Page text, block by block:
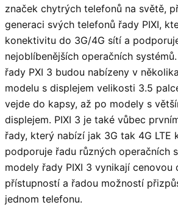
značek chytrých telefonů na světě,
generaci svých telefonů řady PIXI,
konektivitu do 3G/4G sítí a
nejoblíbenějších operačních
řady PXI 3 budou nabízeny v
modelu s displejem velikosti 3.5
vejde do kapsy, až po modely s
displejem. PIXI 3 je také vůbec
řady, který nabízí jak 3G tak 4G LTE
podporuje řadu různých operačních
modely řady PIXI 3 vynikají cenovou
přístupností a řadou možností
jednom telefonu.